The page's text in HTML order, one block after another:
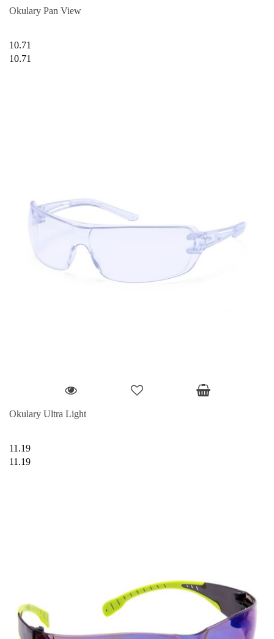
Okulary Pan View
10.71
10.71
Okulary Ultra Light
11.19
11.19